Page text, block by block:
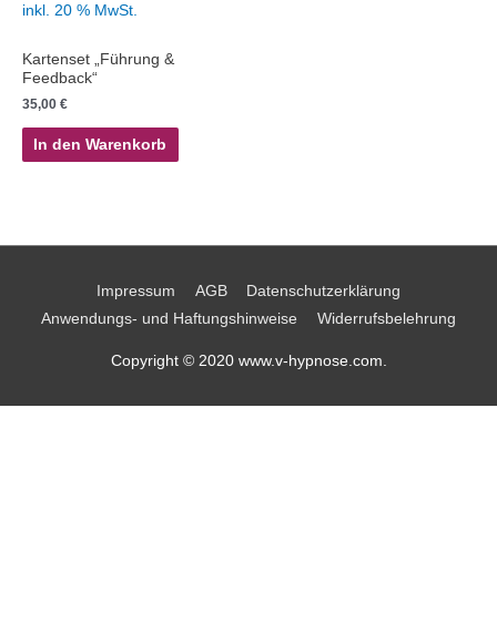
inkl. 20 % MwSt.
Kartenset „Führung &
Feedback“
35,00 €
In den Warenkorb
Impressum AGB
Datenschutzerklärung
Anwendungs- und Haftungshinweise
Widerrufsbelehrung
Copyright © 2020 www.v-hypnose.com.